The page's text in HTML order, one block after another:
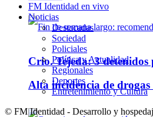
Crio. Tejeda: 3
Alta incidencia de drogas
FM Identidad en vivo
Noticias
Destacadas
Sociedad
Policiales
Política y Actualidad
Regionales
Deportes
Entretenimiento y Cultura
© FM Identidad - Desarrollo y